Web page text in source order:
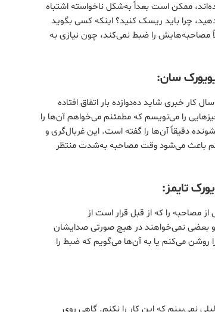
ممکن است بعداً به‌شکل ناخواسته اشتباه
چرا باید ریسک کنید؟ اینکه کسی بگوید
مصاحبه‌هایش را ضبط نمی‌کند، چون نیازی به
سان:
من کمتر مصاحبه‌هایم را ضبط می‌کنم. می‌توانم بگویم در مدت نزدیک به 60 سال کار خبری‌ شاید ده‌دوازده بار اتفاق افتاده
را می‌نویسم که مطمئنم می‌خواهم آن‌ها را
دقیقاً آن‌ها را گفته است. این غربال‌گری و
باعث می‌شود وقت مصاحبه به‌شدت منتظر
تایمز:
مصاحبه را که از قبل قرار است از
و بعضی نمی‌خواهند در هیچ صورتی صدایشان
می‌کنم یا به آن‌ها می‌گویم که ضبط را
نمی‌بینم که این کار را نکنم. گاهی روی